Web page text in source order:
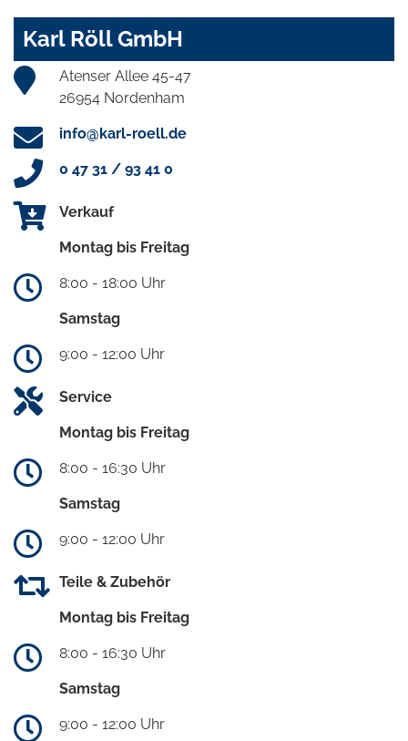
Karl Röll GmbH
Atenser Allee 45-47
26954 Nordenham
info@karl-roell.de
0 47 31 / 93 41 0
Verkauf
Montag bis Freitag
8:00 - 18:00 Uhr
Samstag
9:00 - 12:00 Uhr
Service
Montag bis Freitag
8:00 - 16:30 Uhr
Samstag
9:00 - 12:00 Uhr
Teile & Zubehör
Montag bis Freitag
8:00 - 16:30 Uhr
Samstag
9:00 - 12:00 Uhr